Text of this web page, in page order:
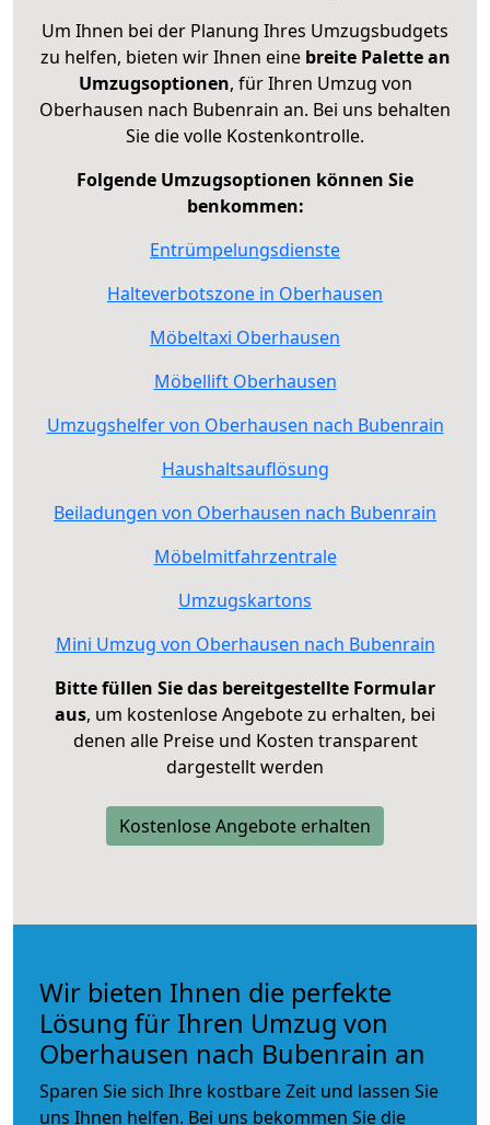
Um Ihnen bei der Planung Ihres Umzugsbudgets
zu helfen, bieten wir Ihnen eine breite Palette an
Umzugsoptionen, für Ihren Umzug von
Oberhausen nach Bubenrain an. Bei uns behalten
Sie die volle Kostenkontrolle.
Folgende Umzugsoptionen können Sie
benkommen:
Entrümpelungsdienste
Halteverbotszone in Oberhausen
Möbeltaxi Oberhausen
Möbellift Oberhausen
Umzugshelfer von Oberhausen nach Bubenrain
Haushaltsauflösung
Beiladungen von Oberhausen nach Bubenrain
Möbelmitfahrzentrale
Umzugskartons
Mini Umzug von Oberhausen nach Bubenrain
Bitte füllen Sie das bereitgestellte Formular
aus, um kostenlose Angebote zu erhalten, bei
denen alle Preise und Kosten transparent
dargestellt werden
Kostenlose Angebote erhalten
Wir bieten Ihnen die perfekte
Lösung für Ihren Umzug von
Oberhausen nach Bubenrain an
Sparen Sie sich Ihre kostbare Zeit und lassen Sie
uns Ihnen helfen. Bei uns bekommen Sie die